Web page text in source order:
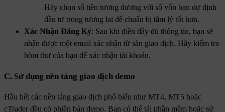
Hãy chọn số tiền tương đương với số vốn bạn dự định
đầu tư trong tương lai để chuẩn bị tâm lý tốt hơn.
Xác Nhận Đăng Ký: Sau khi điền đầy đủ thông tin, bạn sẽ
nhận được một email xác nhận từ sàn giao dịch. Hãy kiểm tra
hòm thư của bạn để xác nhận tài khoản.
C. Sử dụng nền tảng giao dịch demo
Hầu hết các nền tảng giao dịch phổ biến như MT4, MT5 hoặc
cTrader đều có phiên bản demo. Bạn có thể tải phần mềm hoặc sử